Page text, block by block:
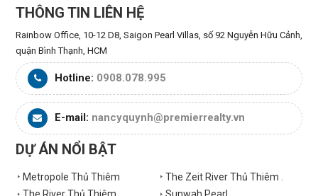
THÔNG TIN LIÊN HỆ
Rainbow Office, 10-12 D8, Saigon Pearl Villas, số 92 Nguyễn Hữu Cảnh,
quận Bình Thạnh, HCM
Hotline: 0908.078.995
E-mail: nancyquynh@premierrealty.vn
DỰ ÁN NỔI BẬT
Metropole Thủ Thiêm
The Zeit River Thủ Thiêm .